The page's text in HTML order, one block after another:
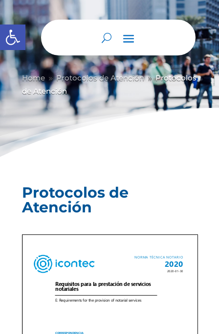
Abrir barra de herramientas
Home 9 Protocolos de Atención 9 Protocolos
de Atención
Protocolos de
Atención